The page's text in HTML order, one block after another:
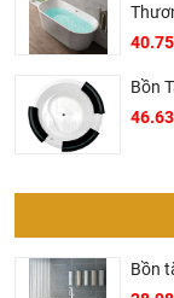
Ở đâu mua bồn
Bravat chính
cam kết các
Khalinguyen.vn
Hiện tại
Bồn
Bồn